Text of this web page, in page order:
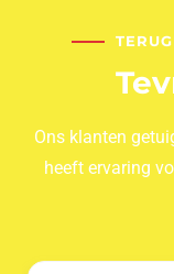
Ons klanten
heeft ervaring